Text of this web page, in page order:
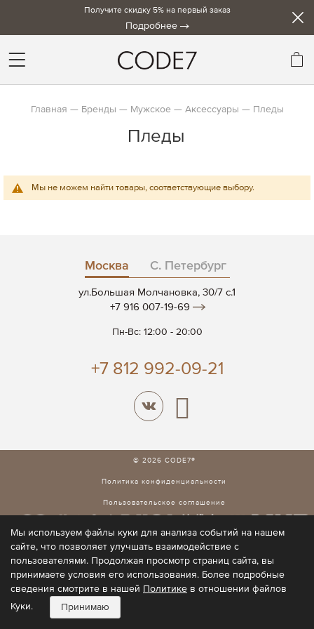
Получите скидку 5% на первый заказ
Подробнее
Главная Бренды Мужское Аксессуары Пледы
Пледы
Мы не можем найти товары, соответствующие выбору.
Москва С. Петербург
ул.Большая Молчановка, 30/7 c.1
+7 916 007-19-69
Пн-Вс: 12:00 - 20:00
+7 812 992-09-21
© 2026 CODE7®
Политика конфиденциальности
Пользовательское соглашение
Мы используем файлы куки для анализа событий на нашем
сайте, что позволяет улучшать взаимодействие с
пользователями. Продолжая просмотр страниц сайта, вы
принимаете условия его использования. Более подробные
сведения смотрите в нашей Политике в отношении файлов
Куки.
Принимаю